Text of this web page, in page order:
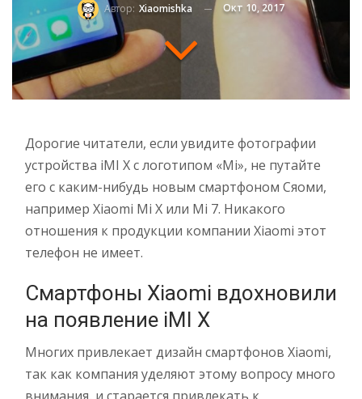
Автор: Xiaomishka Окт 10, 2017
Дорогие читатели, если увидите фотографии
устройства iMI X с логотипом «Mi», не путайте
его с каким-нибудь новым смартфоном Сяоми,
например Xiaomi Mi X или Mi 7. Никакого
отношения к продукции компании Xiaomi этот
телефон не имеет.
Смартфоны Xiaomi вдохновили
на появление iMI X
Многих привлекает дизайн смартфонов Xiaomi,
так как компания уделяют этому вопросу много